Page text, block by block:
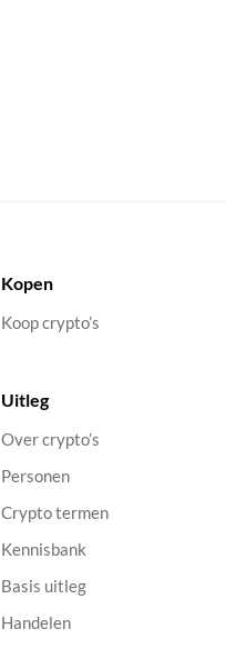
Kopen
Koop crypto’s
Uitleg
Over crypto’s
Personen
Crypto termen
Kennisbank
Basis uitleg
Handelen